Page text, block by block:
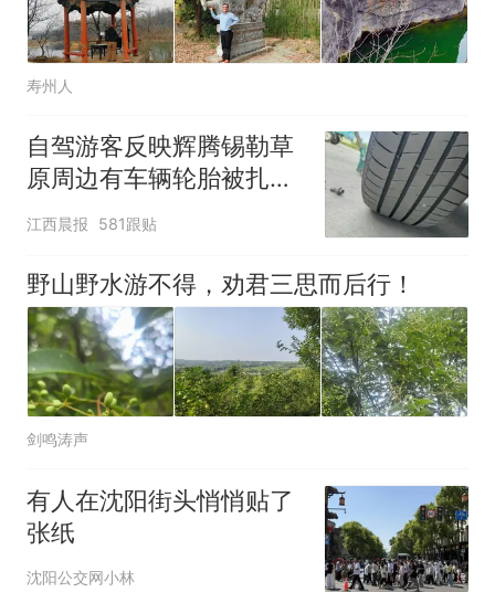
寿州人
自驾游客反映辉腾锡勒草
原周边有车辆轮胎被扎，
修理店铺换胎价格高达千
江西晨报 581跟贴
野山野水游不得，劝君三思而后行！
剑鸣涛声
有人在沈阳街头悄悄贴了
张纸
沈阳公交网小林